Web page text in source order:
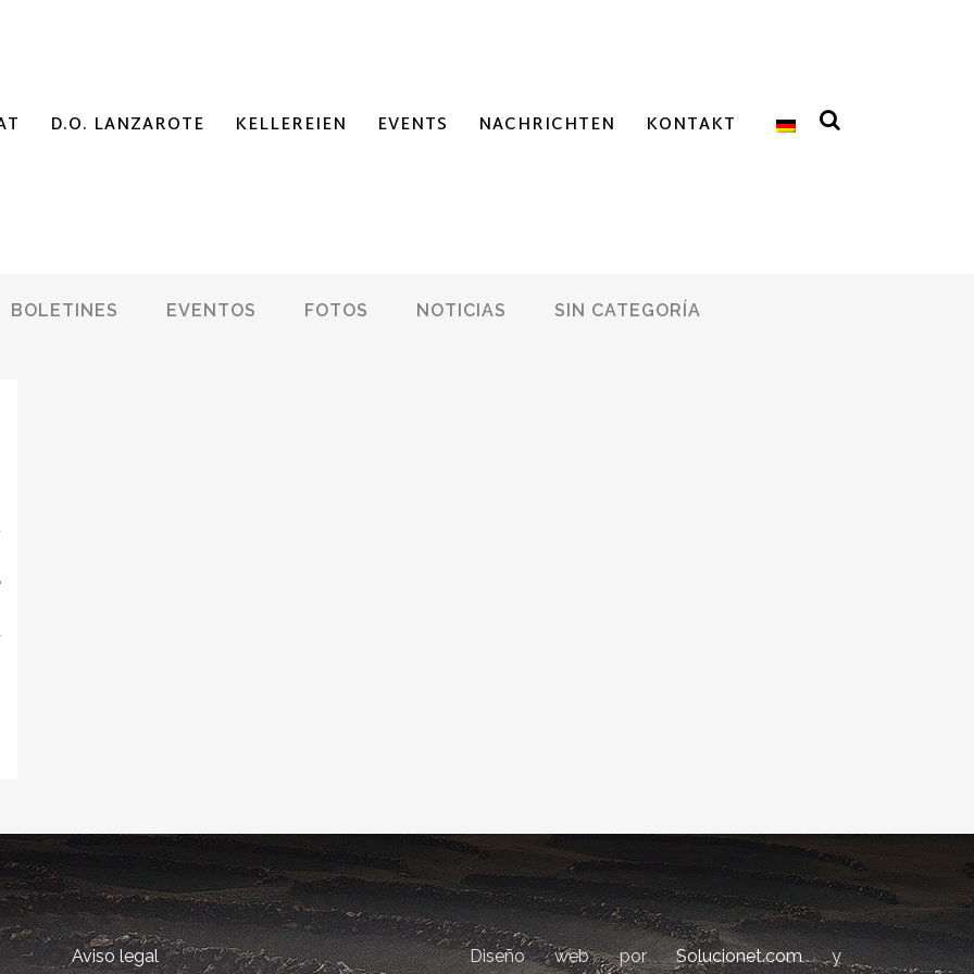
D.O. LANZAROTE KELLEREIEN EVENTS NACHRICHTEN KONTAKT
BOLETINES EVENTOS FOTOS NOTICIAS SIN CATEGORÍA
Aviso legal Diseño web porSolucionet.comy